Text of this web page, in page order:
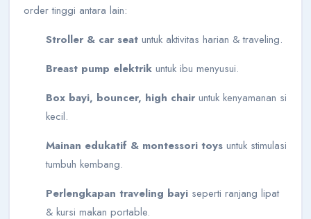
order tinggi antara lain:
Stroller & car seat untuk aktivitas harian & traveling.
Breast pump elektrik untuk ibu menyusui.
Box bayi, bouncer, high chair untuk kenyamanan si
kecil.
Mainan edukatif & montessori toys untuk stimulasi
tumbuh kembang.
Perlengkapan traveling bayi seperti ranjang lipat
& kursi makan portable.